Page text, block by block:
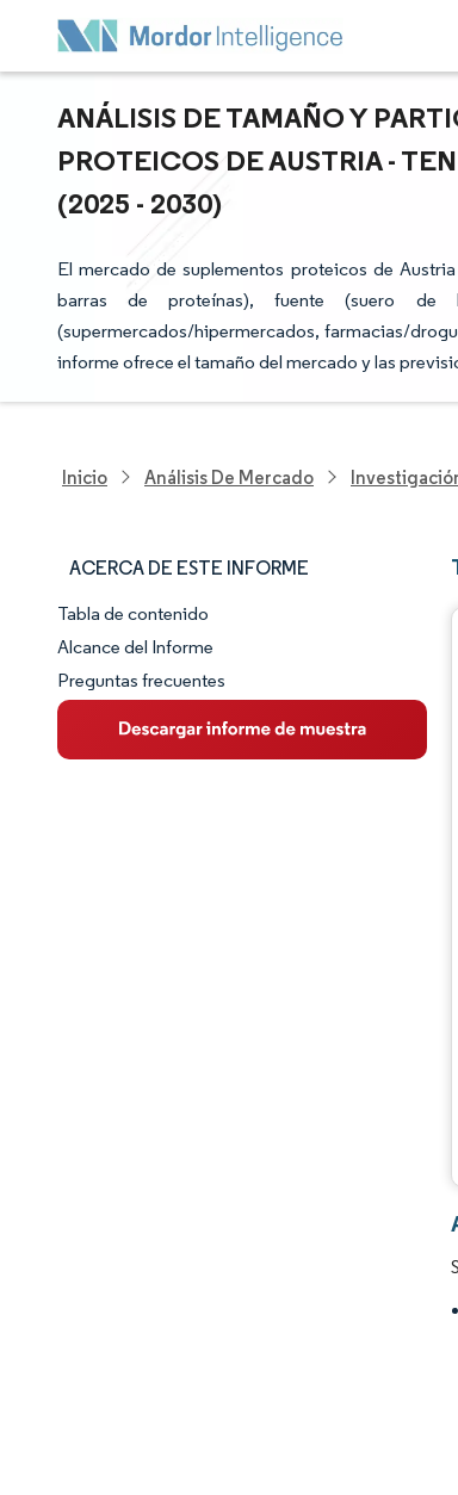
ANÁLISIS DE TAMAÑO Y
PROTEICOS DE AUSTRIA -
(2025 - 2030)
El mercado de suplementos proteicos de
barras de proteínas), fuente (suero
(supermercados/hipermercados, farmacias/
informe ofrece el tamaño del mercado y las
Inicio Análisis De Mercado
ACERCA DE ESTE INFORME
Panorama del Mercado
Visión General del Mercado
Tendencias Principales del Mercado
Tabla de contenido
Alcance del Informe
Preguntas frecuentes